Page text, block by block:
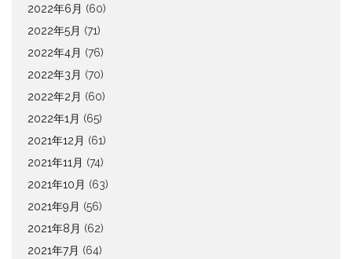
2022年6月 (60)
2022年5月 (71)
2022年4月 (76)
2022年3月 (70)
2022年2月 (60)
2022年1月 (65)
2021年12月 (61)
2021年11月 (74)
2021年10月 (63)
2021年9月 (56)
2021年8月 (62)
2021年7月 (64)